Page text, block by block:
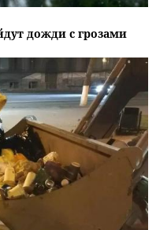
дожди с грозами